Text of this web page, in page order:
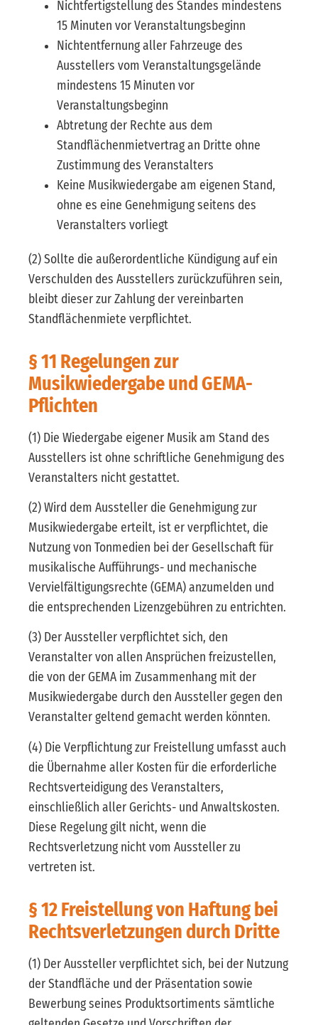
Nichtfertigstellung des Standes mindestens
15 Minuten vor Veranstaltungsbeginn
Nichtentfernung aller Fahrzeuge des
Ausstellers vom Veranstaltungsgelände
mindestens 15 Minuten vor
Veranstaltungsbeginn
Abtretung der Rechte aus dem
Standflächenmietvertrag an Dritte ohne
Zustimmung des Veranstalters
Keine Musikwiedergabe am eigenen Stand,
ohne es eine Genehmigung seitens des
Veranstalters vorliegt
(2) Sollte die außerordentliche Kündigung auf ein
Verschulden des Ausstellers zurückzuführen sein,
bleibt dieser zur Zahlung der vereinbarten
Standflächenmiete verpflichtet.
§ 11 Regelungen zur
Musikwiedergabe und GEMA-
Pflichten
(1) Die Wiedergabe eigener Musik am Stand des
Ausstellers ist ohne schriftliche Genehmigung des
Veranstalters nicht gestattet.
(2) Wird dem Aussteller die Genehmigung zur
Musikwiedergabe erteilt, ist er verpflichtet, die
Nutzung von Tonmedien bei der Gesellschaft für
musikalische Aufführungs- und mechanische
Vervielfältigungsrechte (GEMA) anzumelden und
die entsprechenden Lizenzgebühren zu entrichten.
(3) Der Aussteller verpflichtet sich, den
Veranstalter von allen Ansprüchen freizustellen,
die von der GEMA im Zusammenhang mit der
Musikwiedergabe durch den Aussteller gegen den
Veranstalter geltend gemacht werden könnten.
(4) Die Verpflichtung zur Freistellung umfasst auch
die Übernahme aller Kosten für die erforderliche
Rechtsverteidigung des Veranstalters,
einschließlich aller Gerichts- und Anwaltskosten.
Diese Regelung gilt nicht, wenn die
Rechtsverletzung nicht vom Aussteller zu
vertreten ist.
§ 12 Freistellung von Haftung bei
Rechtsverletzungen durch Dritte
(1) Der Aussteller verpflichtet sich, bei der Nutzung
der Standfläche und der Präsentation sowie
Bewerbung seines Produktsortiments sämtliche